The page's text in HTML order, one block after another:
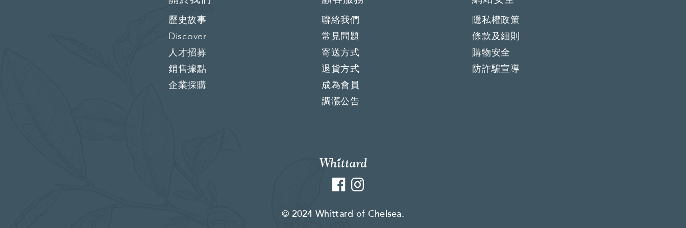
歷史故事
Discover
人才招募
銷售據點
企業採購
聯絡我們
常見問題
寄送方式
退貨方式
成為會員
調漲公告
隱私權政策
條款及細則
購物安全
防詐騙宣導
FacebookInstagram
© 2024 Whittard of Chelsea.